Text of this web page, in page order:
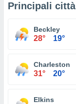
Principali città
Beckley
28° 19°
Charleston
31° 20°
Elkins